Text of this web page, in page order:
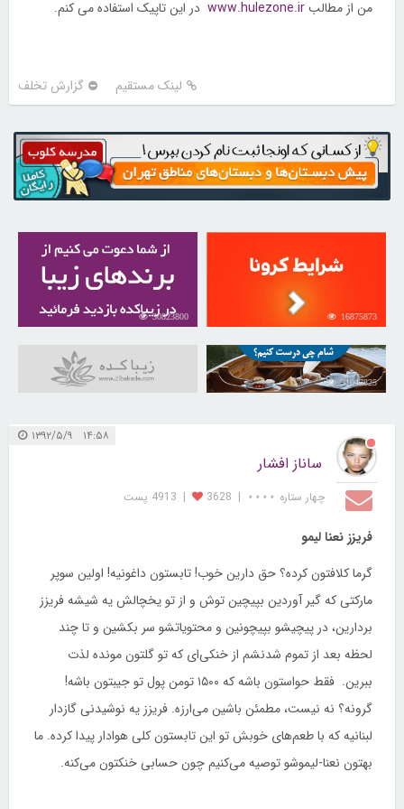
من از مطالبwww.hulezone.ir در این تاپیک استفاده می کنم.
لینک مستقیم گزارش تخلف
16875873
30823800
31047825
۱۴:۵۸ ۱۳۹۲/۵/۹
ساناز افشار
چهار ستاره ⋆⋆⋆⋆ |
3628
| 4913 پست
فریزز نعنا لیمو
گرما کلافتون کرده؟ حق دارین خوب! تابستون داغونیه! اولین سوپر
مارکتی که گیر آوردین بپیچین توش و از تو یخچالش یه شیشه فریزز
بردارین، در پیچیشو بپیچونین و محتویاتشو سر بکشین و تا چند
لحظه بعد از تموم شدنشم از خنکی‌ای که تو گلتون مونده لذت
ببرین. فقط حواستون باشه که ۱۵۰۰ تومن پول تو جیبتون باشه!
گرونه؟ نه نیست، مطمئن باشین می‌ارزه. فریزز یه نوشیدنی گازدار
لبنانیه که با طعم‌های خوبش تو این تابستون کلی هوادار پیدا کرده. ما
بهتون نعنا-لیموشو توصیه می‌کنیم چون حسابی خنکتون می‌کنه.